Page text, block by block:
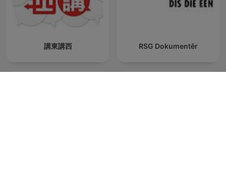
講東講西 RSG Dokumentêr